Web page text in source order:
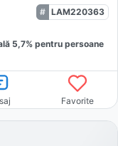
LAM220363
5,7% pentru persoane
Favorite